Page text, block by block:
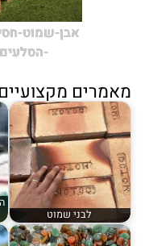
אבן-שמוט-
-
מאמרים
לבני שמוט